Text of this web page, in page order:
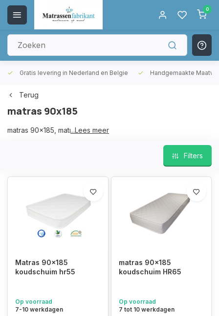
0
Gratis levering in Nederland en Belgie Handgemaakte
Terug
matras 90x185
matras 90x185, matras 185x90,
...Lees meer
Filters
Matras 90x185
koudschuim hr55
Op voorraad
7-10 werkdagen
matras 90x185
koudschuim HR65
Op voorraad
7 tot 10 werkdagen